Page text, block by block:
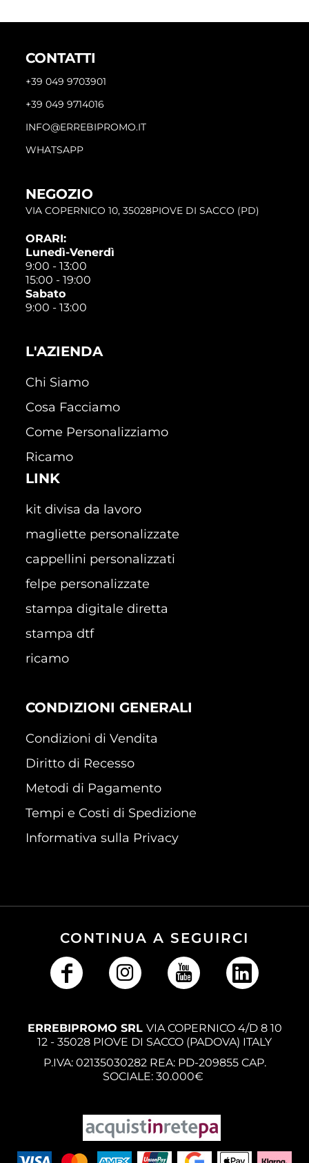
CONTATTI
+39 049 9703901
+39 049 9714016
INFO@ERREBIPROMO.IT
WHATSAPP
NEGOZIO
VIA COPERNICO 10, 35028PIOVE DI SACCO (PD)
ORARI:
Lunedì-Venerdì
9:00 - 13:00
15:00 - 19:00
Sabato
9:00 - 13:00
L'AZIENDA
Chi Siamo
Cosa Facciamo
Come Personalizziamo
Ricamo
LINK
kit divisa da lavoro
magliette personalizzate
cappellini personalizzati
felpe personalizzate
stampa digitale diretta
stampa dtf
ricamo
CONDIZIONI GENERALI
Condizioni di Vendita
Diritto di Recesso
Metodi di Pagamento
Tempi e Costi di Spedizione
Informativa sulla Privacy
CONTINUA A SEGUIRCI
ERREBIPROMO SRL VIA COPERNICO 4/D 8 10
12 - 35028 PIOVE DI SACCO (PADOVA) ITALY
P.IVA: 02135030282 REA: PD-209855 CAP.
SOCIALE: 30.000€